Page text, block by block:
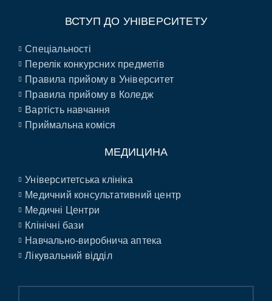
ВСТУП ДО УНІВЕРСИТЕТУ
Спеціальності
Перелік конкурсних предметів
Правила прийому в Університет
Правила прийому в Коледж
Вартість навчання
Приймальна коміся
МЕДИЦИНА
Університетська клініка
Медичний консультативний центр
Медичні Центри
Клінічні бази
Навчально-виробнича аптека
Лікувальний відділ